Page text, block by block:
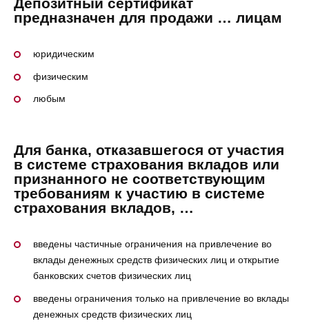
предназначен для продажи … лицам
юридическим
физическим
любым
Для банка, отказавшегося от участия
в системе страхования вкладов или
признанного не соответствующим
требованиям к участию в системе
страхования вкладов, …
введены частичные ограничения на привлечение во
вклады денежных средств физических лиц и открытие
банковских счетов физических лиц
введены ограничения только на привлечение во вклады
денежных средств физических лиц